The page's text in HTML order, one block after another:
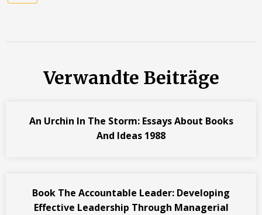
Verwandte Beiträge
An Urchin In The Storm: Essays About Books
And Ideas 1988
Book The Accountable Leader: Developing
Effective Leadership Through Managerial